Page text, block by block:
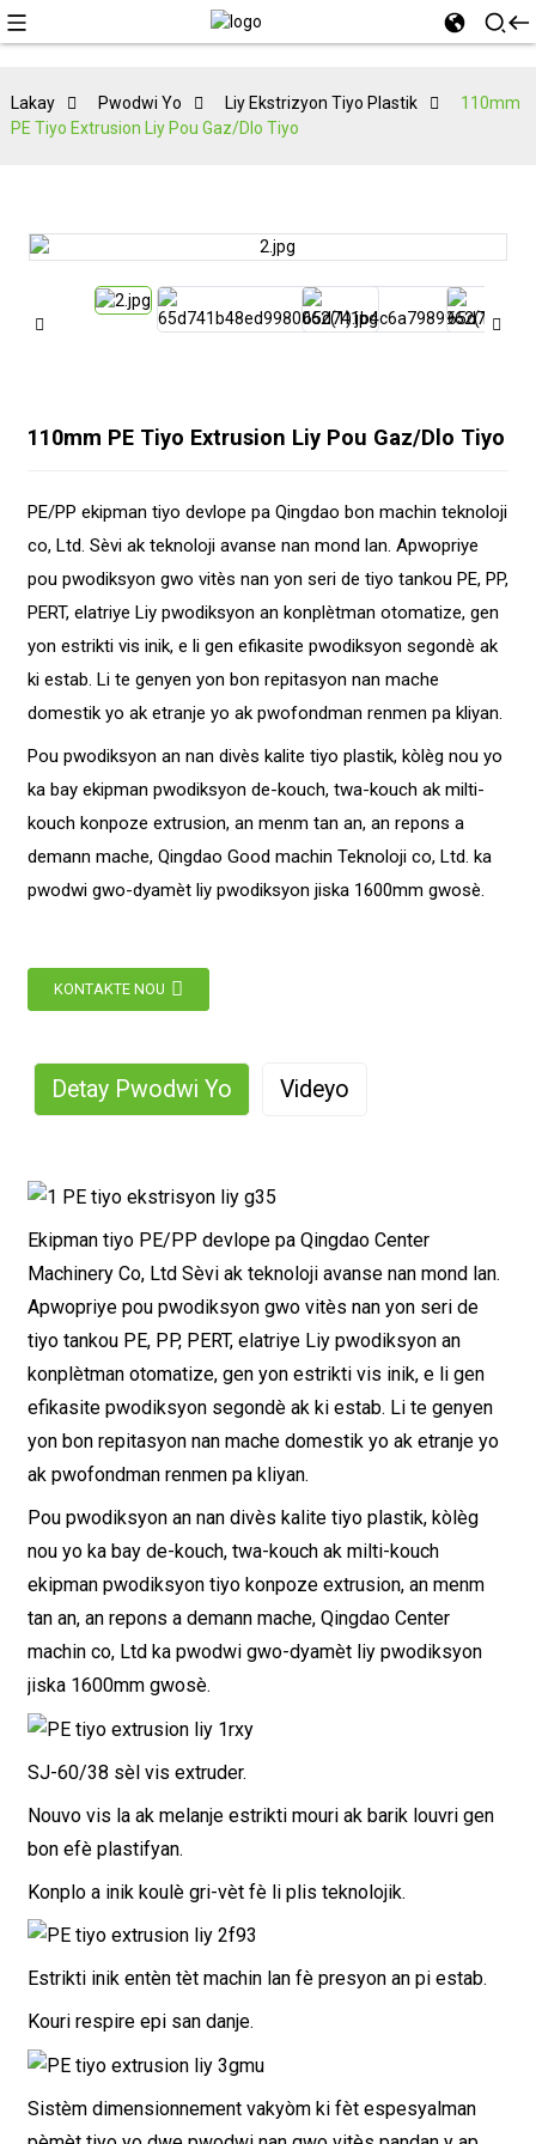
Lakay Pwodwi Yo Liy Ekstrizyon Tiyo Plastik
110mm
PE Tiyo Extrusion Liy Pou Gaz/dlo Tiyo
110mm PE Tiyo Extrusion Liy Pou Gaz/dlo Tiyo
PE/PP ekipman tiyo devlope pa Qingdao bon machin teknoloji
co, Ltd. Sèvi ak teknoloji avanse nan mond lan. Apwopriye
pou pwodiksyon gwo vitès nan yon seri de tiyo tankou PE, PP,
PERT, elatriye Liy pwodiksyon an konplètman otomatize, gen
yon estrikti vis inik, e li gen efikasite pwodiksyon segondè ak
ki estab. Li te genyen yon bon repitasyon nan mache
domestik yo ak etranje yo ak pwofondman renmen pa kliyan.
Pou pwodiksyon an nan divès kalite tiyo plastik, kòlèg nou yo
ka bay ekipman pwodiksyon de-kouch, twa-kouch ak milti-
kouch konpoze extrusion, an menm tan an, an repons a
demann mache, Qingdao Good machin Teknoloji co, Ltd. ka
pwodwi gwo-dyamèt liy pwodiksyon jiska 1600mm gwosè.
KONTAKTE NOU
Detay Pwodwi Yo Videyo
Ekipman tiyo PE/PP devlope pa Qingdao Center
Machinery Co, Ltd Sèvi ak teknoloji avanse nan mond lan.
Apwopriye pou pwodiksyon gwo vitès nan yon seri de
tiyo tankou PE, PP, PERT, elatriye Liy pwodiksyon an
konplètman otomatize, gen yon estrikti vis inik, e li gen
efikasite pwodiksyon segondè ak ki estab. Li te genyen
yon bon repitasyon nan mache domestik yo ak etranje yo
ak pwofondman renmen pa kliyan.
Pou pwodiksyon an nan divès kalite tiyo plastik, kòlèg
nou yo ka bay de-kouch, twa-kouch ak milti-kouch
ekipman pwodiksyon tiyo konpoze extrusion, an menm
tan an, an repons a demann mache, Qingdao Center
machin co, Ltd ka pwodwi gwo-dyamèt liy pwodiksyon
jiska 1600mm gwosè.
SJ-60/38 sèl vis extruder.
Nouvo vis la ak melanje estrikti mouri ak barik louvri gen
bon efè plastifyan.
Konplo a inik koulè gri-vèt fè li plis teknolojik.
Estrikti inik entèn tèt machin lan fè presyon an pi estab.
Kouri respire epi san danje.
Sistèm dimensionnement vakyòm ki fèt espesyalman